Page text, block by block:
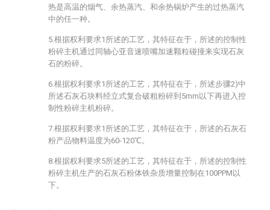
热是高温的烟气、余热蒸汽、和余热锅炉产生的过热蒸汽
中的任一种。
5.根据权利要求1所述的工艺，其特征在于，所述的控制性
粉碎主机通过同轴心亚音速喷嘴加速颗粒碰撞来实现石灰
石的粉碎。
6.根据权利要求1所述的工艺，其特征在于，所述步骤2)中
所述石灰石块料经立式复合破粗粉碎到5mm以下再进入控
制性粉碎主机粉碎。
7.根据权利要求1所述的工艺，其特征在于，所述的石灰石
粉产品物料温度为60-120℃。
8.根据权利要求5所述的工艺，其特征在于，所述的控制性
粉碎主机生产的石灰石粉体铁杂质增量控制在100PPM以
下。